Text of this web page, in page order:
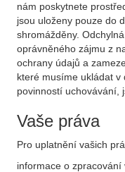
nám poskytnete
jsou uloženy pouze do
shromážděny.
oprávněného zájmu z
ochrany údajů a
které musíme ukládat v
povinností uchovávání,
Vaše práva
Pro uplatnění vašich
informace o